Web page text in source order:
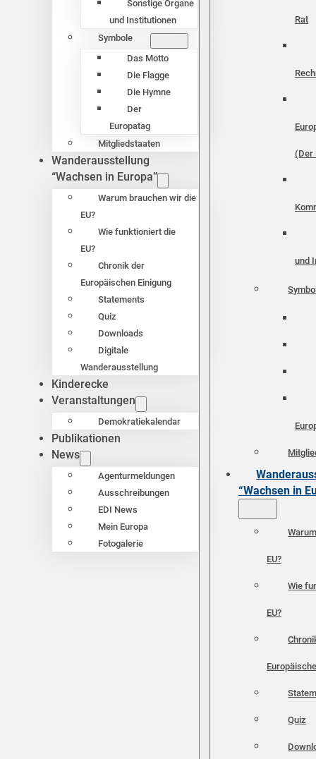
Sonstige Organe
und Institutionen
Symbole
Das Motto
Die Flagge
Die Hymne
Der
Europatag
Mitgliedstaaten
Wanderausstellung
“Wachsen in Europa”
Warum brauchen wir die
EU?
Wie funktioniert die
EU?
Chronik der
Europäischen Einigung
Statements
Quiz
Downloads
Digitale
Wanderausstellung
Kinderecke
Veranstaltungen
Demokratiekalendar
Publikationen
News
Agenturmeldungen
Ausschreibungen
EDI News
Mein Europa
Fotogalerie
Rat
(Der
und
“Wachsen in
EU?
Wie
EU?
Quiz